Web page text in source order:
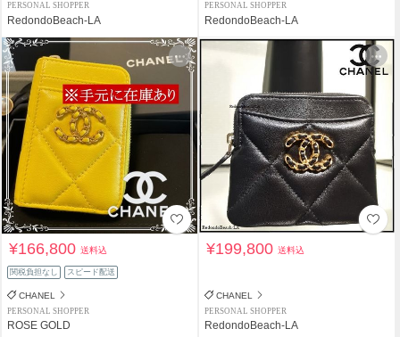
PERSONAL SHOPPER
RedondoBeach-LA
PERSONAL SHOPPER
RedondoBeach-LA
¥166,800送料込
関税負担なし スピード配送
CHANEL
PERSONAL SHOPPER
ROSE GOLD
¥199,800送料込
CHANEL
PERSONAL SHOPPER
RedondoBeach-LA